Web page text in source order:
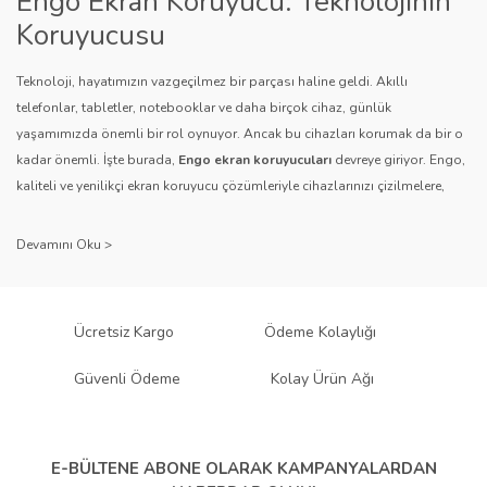
Bu ürüne benzer farklı alternatifler olmalı.
Gönder
Koruyucusu
Teknoloji, hayatımızın vazgeçilmez bir parçası haline geldi. Akıllı
telefonlar, tabletler, notebooklar ve daha birçok cihaz, günlük
yaşamımızda önemli bir rol oynuyor. Ancak bu cihazları korumak da bir o
kadar önemli. İşte burada, Engo ekran koruyucuları devreye giriyor. Engo,
kaliteli ve yenilikçi ekran koruyucu çözümleriyle cihazlarınızı çizilmelere,
sağlıyor.
Engo ekran koruyucuları
, uzun yıllara dayanan tecrübesi ve teknolojiye
ürününü titiz bir kalite kontrol sürecinden geçirir. Kullanıcı dostu tasarımı
Çeşitlilik ve Uyum: Engo Ekran
Ücretsiz Kargo Ödeme Kolaylığı
Güvenli Ödeme Kolay Ürün Ağı
E-BÜLTENE ABONE OLARAK KAMPANYALARDAN